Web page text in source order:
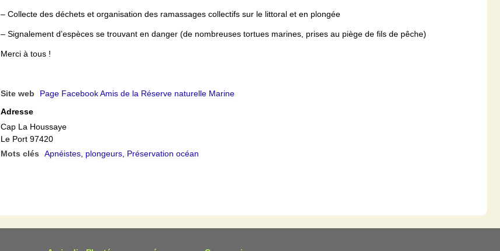
– Collecte des déchets et organisation des ramassages collectifs sur le littoral et en plongée
– Signalement d’espèces se trouvant en danger (de nombreuses tortues marines, prises au piège de fils de pêche)
Merci à tous !
Site web
Page Facebook Amis de la Réserve naturelle Marine
Adresse
Cap La Houssaye
Le Port 97420
Mots clés
Apnéistes, plongeurs, Préservation océan